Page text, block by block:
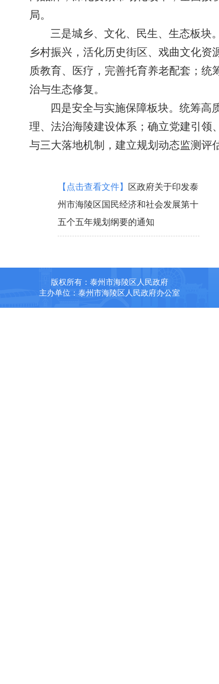
局。
三是城乡、文化、民生、生态板块
乡村振兴，活化历史街区、戏曲文化
质教育、医疗，完善托育养老配套；
治与生态修复。
四是安全与实施保障板块。统筹高
理、法治海陵建设体系；确立党建引领
与三大落地机制，建立规划动态监测评
【点击查看文件】
区政府关于印发泰
州市海陵区国民经济和社会发展第十
五个五年规划纲要的通知
版权所有：泰州市海陵区人民政府
主办单位：泰州市海陵区人民政府办公室